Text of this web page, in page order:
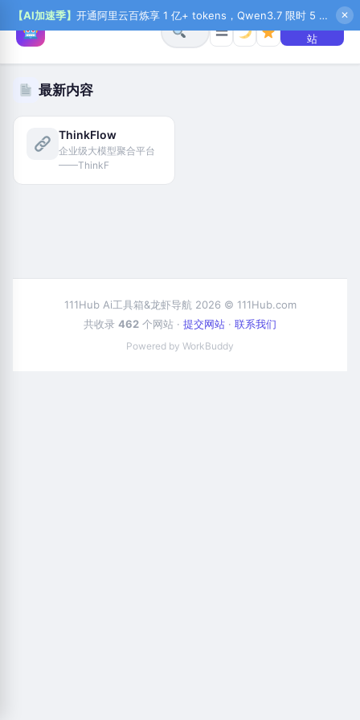
【AI加速季】 开通阿里云百炼享 1 亿+ tokens，Qwen3.7 限时 5 折起，秒悟新注送 1 万积分，加入 OPC 赢百万助力金，QoderWork CN 首月 0 元 ✕
☰
+ 提交网
站
最新内容
ThinkFlow
企业级大模型聚合平台
——ThinkF
111Hub Ai工具箱&龙虾导航 2026 © 111Hub.com
共收录 462 个网站 · 提交网站 · 联系我们
Powered by WorkBuddy